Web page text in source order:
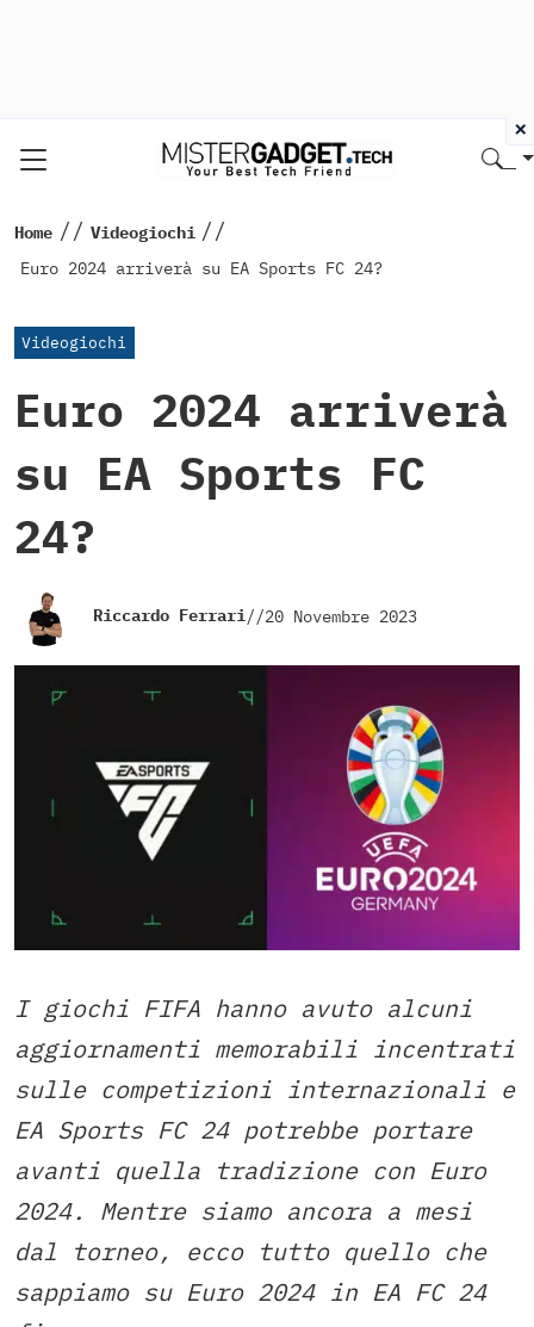
Home // Videogiochi //
Euro 2024 arriverà su EA Sports FC 24?
Videogiochi
Euro 2024 arriverà
su EA Sports FC
24?
Riccardo Ferrari//20 Novembre 2023
I giochi FIFA hanno avuto alcuni
aggiornamenti memorabili incentrati
sulle competizioni internazionali e
EA Sports FC 24 potrebbe portare
avanti quella tradizione con Euro
2024. Mentre siamo ancora a mesi
dal torneo, ecco tutto quello che
sappiamo su Euro 2024 in EA FC 24
×